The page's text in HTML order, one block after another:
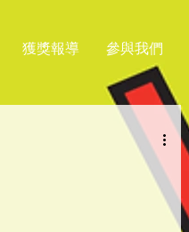
獲獎報導 參與我們